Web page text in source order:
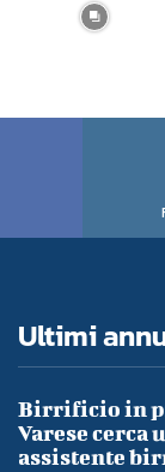
Ultimi
Birrificio in
Varese cerca
assistente